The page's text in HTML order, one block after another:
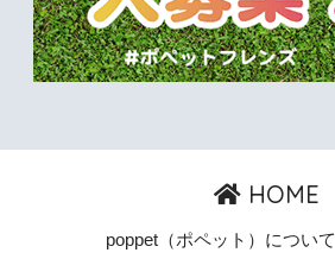
HOME
poppet（ポペット）について